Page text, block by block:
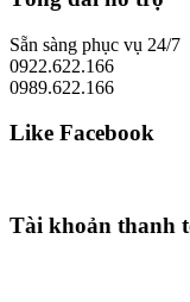
Sẵn sàng phục vụ 24/7
0922.622.166
0989.622.166
Like Facebook
Tài khoản thanh